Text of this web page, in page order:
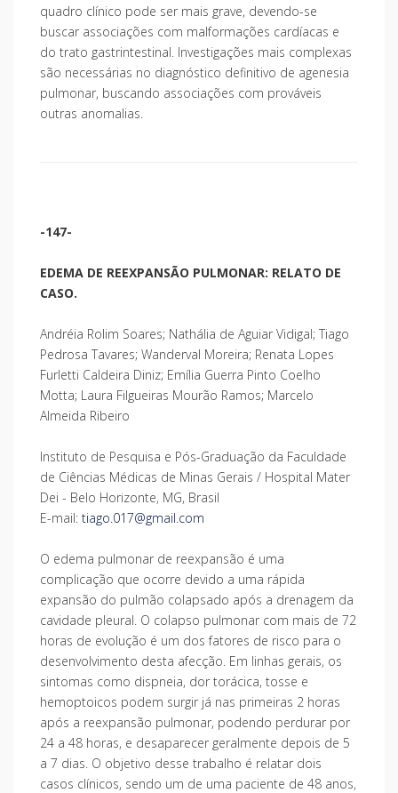
quadro clínico pode ser mais grave, devendo-se
buscar associações com malformações cardíacas e
do trato gastrintestinal. Investigações mais complexas
são necessárias no diagnóstico definitivo de agenesia
pulmonar, buscando associações com prováveis
outras anomalias.
-147-
EDEMA DE REEXPANSÃO PULMONAR: RELATO DE
CASO.
Andréia Rolim Soares; Nathália de Aguiar Vidigal; Tiago
Pedrosa Tavares; Wanderval Moreira; Renata Lopes
Furletti Caldeira Diniz; Emília Guerra Pinto Coelho
Motta; Laura Filgueiras Mourão Ramos; Marcelo
Almeida Ribeiro
Instituto de Pesquisa e Pós-Graduação da Faculdade
de Ciências Médicas de Minas Gerais / Hospital Mater
Dei - Belo Horizonte, MG, Brasil
E-mail: tiago.017@gmail.com
O edema pulmonar de reexpansão é uma
complicação que ocorre devido a uma rápida
expansão do pulmão colapsado após a drenagem da
cavidade pleural. O colapso pulmonar com mais de 72
horas de evolução é um dos fatores de risco para o
desenvolvimento desta afecção. Em linhas gerais, os
sintomas como dispneia, dor torácica, tosse e
hemoptoicos podem surgir já nas primeiras 2 horas
após a reexpansão pulmonar, podendo perdurar por
24 a 48 horas, e desaparecer geralmente depois de 5
a 7 dias. O objetivo desse trabalho é relatar dois
casos clínicos, sendo um de uma paciente de 48 anos,